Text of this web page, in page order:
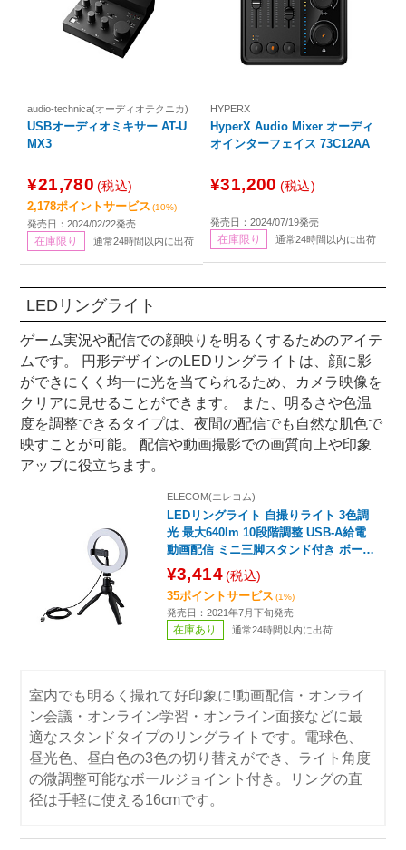
audio-technica(オーディオテクニカ)
USBオーディオミキサー AT-U
MX3
¥21,780 (税込)
2,178ポイントサービス (10%)
発売日：2024/02/22発売
在庫限り 通常24時間以内に出荷
HYPERX
HyperX Audio Mixer オーディ
オインターフェイス 73C12AA
¥31,200 (税込)
発売日：2024/07/19発売
在庫限り 通常24時間以内に出荷
LEDリングライト
ゲーム実況や配信での顔映りを明るくするためのアイテ
ムです。 円形デザインのLEDリングライトは、顔に影
ができにくく均一に光を当てられるため、カメラ映像を
クリアに見せることができます。 また、明るさや色温
度を調整できるタイプは、夜間の配信でも自然な肌色で
映すことが可能。 配信や動画撮影での画質向上や印象
アップに役立ちます。
ELECOM(エレコム)
LEDリングライト 自撮りライト 3色調
光 最大640lm 10段階調整 USB-A給電
動画配信 ミニ三脚スタンド付き ボール
¥3,414(税込)
35ポイントサービス (1%)
発売日：2021年7月下旬発売
在庫あり 通常24時間以内に出荷
室内でも明るく撮れて好印象に!動画配信・オンライ
ン会議・オンライン学習・オンライン面接などに最
適なスタンドタイプのリングライトです。電球色、
昼光色、昼白色の3色の切り替えができ、ライト角度
の微調整可能なボールジョイント付き。リングの直
径は手軽に使える16cmです。